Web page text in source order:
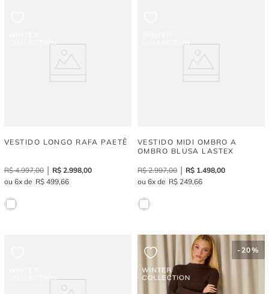
VESTIDO LONGO RAFA PAETÊ
R$ 4.997,00 R$ 2.998,00
6
R$ 499,66
VESTIDO MIDI OMBRO A
OMBRO BLUSA LASTEX
R$ 2.997,00 R$ 1.498,00
6
R$ 249,66
-20%